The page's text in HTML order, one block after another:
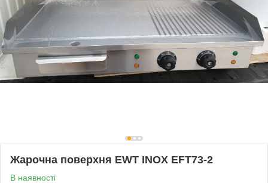
Жарочна поверхня EWT INOX EFT73-2
В наявності